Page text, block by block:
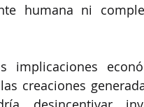
humana ni
implicaciones
creaciones